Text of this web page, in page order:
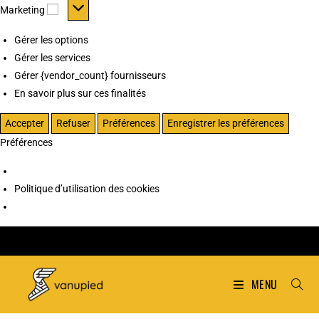
Marketing Marketing
Gérer les options
Gérer les services
Gérer {vendor_count} fournisseurs
En savoir plus sur ces finalités
Accepter Refuser Préférences
Enregistrer les préférences
Préférences
Politique d’utilisation des cookies
MENU